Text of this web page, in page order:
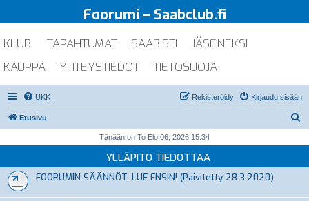
Foorumi – Saabclub.fi
KLUBI TAPAHTUMAT SAABISTI
JÄSENEKSI
KAUPPA
YHTEYSTIEDOT TIETOSUOJA
UKK Kirjaudu sisään
Rekisteröidy
Etusivu
i
Tänään on To Elo 06, 2026 15:34
YLLÄPITO TIEDOTTAA
FOORUMIN SÄÄNNÖT, LUE ENSIN! (Päivitetty 28.3.2020)